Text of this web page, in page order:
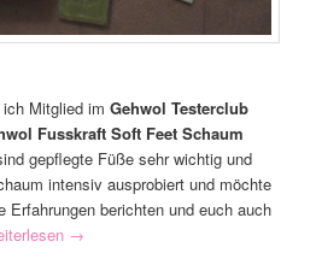
ich Mitglied imGehwol Testerclub
Fusskraft Soft Feet Schaum
gepflegte Füße sehr wichtig und
intensiv ausprobiert und möchte
Erfahrungen berichten und euch auch
→